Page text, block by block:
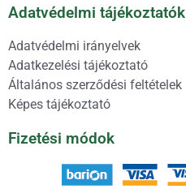
Adatvédelmi tájékoztatók
Adatvédelmi irányelvek
Adatkezelési tájékoztató
Általános szerződési feltételek
Képes tájékoztató
Fizetési módok